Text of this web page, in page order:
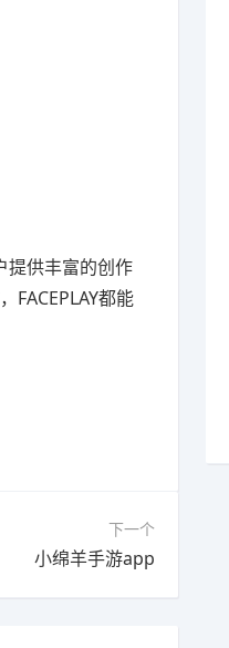
提供丰富的创作
FACEPLAY都能
下一个
小绵羊手游app